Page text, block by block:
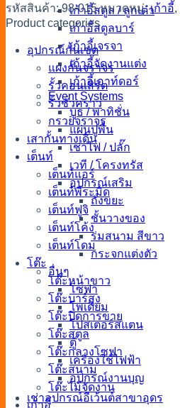
เก้าอี้สตูล / ลูกเต๋า
เก้าอี้สตูลบาร์
เก้าอี้เจรจา
เก้าอี้จัดงานแต่ง
เก้าอี้เอาท์ดอร์
Event Systems
บูธ / พาทิชั่น
แผ่นปูพื้น
เช่าไฟ / ปลั๊ก
เวที / โครงทรัส
อุปกรณ์เสริม
ถังขยะ
ชั้นวางของ
ร่มสนาม สีขาว
กระจกแต่งตัว
อื่นๆ
โซฟา
โพเดียม
โปสเตอร์สแตน
ตู้
เครื่องใช้ไฟฟ้า
อุปกรณ์งานบุญ
เช่าอุปกรณ์อีเว้นต์สาขาอุดร
รหัสสินค้า:98-015 หมวดหมู่:เก้าอี้,
Product categories
อุปกรณ์กั้นเขต
แผงกั้นจราจร
รั้วคอนเสิร์ต
รั้วชั่วคราว
กรวยจราจร
เสากั้นทางเดิน
เต็นท์
เต็นท์แอร์
เต็นท์พีระมิด
เต็นท์ฟูจิ
เต็นท์โค้ง
เต็นท์โดม
โต๊ะ
โต๊ะหน้าขาว
โต๊ะบาร์สูง
โต๊ะปิดการขาย
โต๊ะสตูล
โต๊ะกลางโซฟา
โต๊ะสนาม
โต๊ะไม้จัดงาน
เก้าอี้